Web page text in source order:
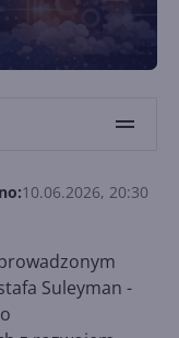
10.06.2026, 20:30
Suleyman -